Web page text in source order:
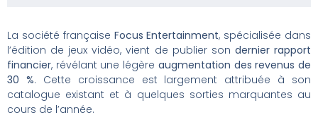
La société française Focus Entertainment, spécialisée dans
l’édition de jeux vidéo, vient de publier son dernier rapport
financier, révélant une légère augmentation des revenus de
30 %. Cette croissance est largement attribuée à son
catalogue existant et à quelques sorties marquantes au
cours de l’année.